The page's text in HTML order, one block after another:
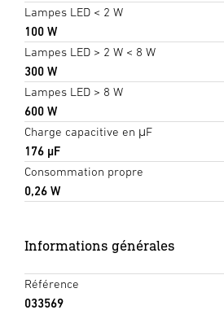
Lampes LED < 2 W
100 W
Lampes LED > 2 W < 8 W
300 W
Lampes LED > 8 W
600 W
Charge capacitive en μF
176 µF
Consommation propre
0,26 W
Informations générales
Référence
033569